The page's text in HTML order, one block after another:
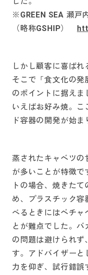
※GREEN SEA 瀬戸
（略称GSHIP）
しかし顧客に喜ばれ
そこで「食文化の発
のポイントに据えま
いえばお好み焼。
ド容器の開発が始ま
蒸されたキャベツの
が多いことが特徴で
トの場合、焼きた
め、プラスチック容
べるときにはベチャ
とが難点でした。
の問題は避けられず
す。アドバイザー
力を仰ぎ、試行錯誤